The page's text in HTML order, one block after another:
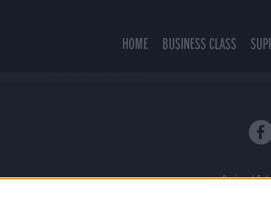
HOME BUSINESS CLASS
Designed &